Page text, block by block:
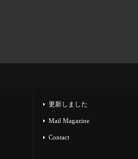
更新しました
Mail Magazine
Contact